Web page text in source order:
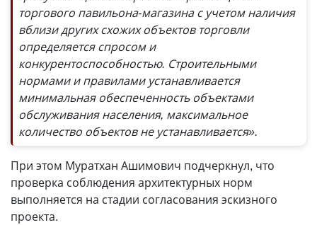
торгового павильона-магазина с учетом наличия
вблизи других схожих объектов торговли
определяется спросом и
конкурентоспособностью. Строительными
нормами и правилами устанавливается
минимальная обеспеченность объектами
обслуживания населения, максимальное
количество объектов не устанавливается».
При этом Муратхан Ашимович подчеркнул, что
проверка соблюдения архитектурных норм
выполняется на стадии согласования эскизного
проекта.